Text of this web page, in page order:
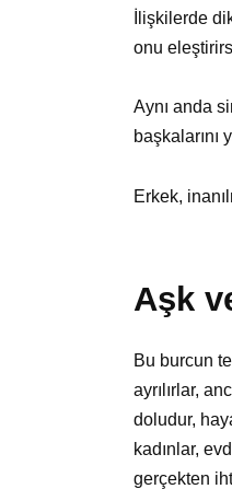
İlişkilerde
onu
Aynı anda
başkalarını
Erkek,
Aşk
Bu burcun
ayrılırlar,
doludur,
kadınlar,
gerçekten